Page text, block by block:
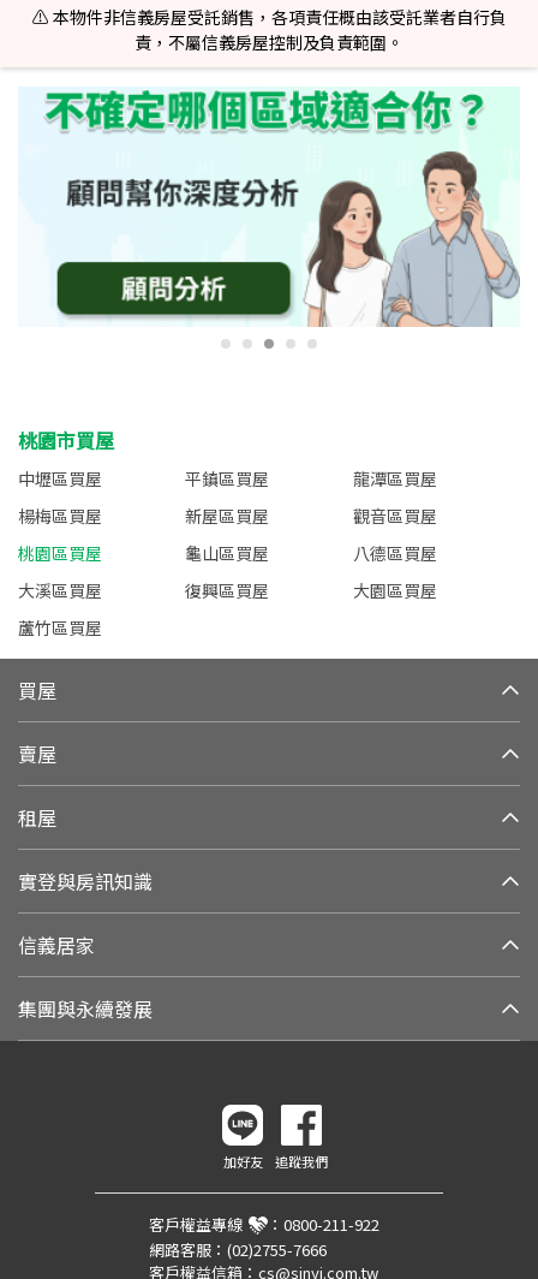
⚠️ 本物件非信義房屋受託銷售，各項責任概由該受託業者自行負
責，不屬信義房屋控制及負責範圍。
桃園市買屋
中壢區買屋 平鎮區買屋
龍潭區買屋
楊梅區買屋
新屋區買屋
觀音區買屋
桃園區買屋
龜山區買屋
八德區買屋
大溪區買屋
復興區買屋
大園區買屋
蘆竹區買屋
買屋
賣屋
租屋
實登與房訊知識
信義居家
集團與永續發展
加好友 追蹤我們
客戶權益專線 ： 0800-211-922
網路客服： (02)2755-7666
客戶權益信箱： cs@sinyi.com.tw